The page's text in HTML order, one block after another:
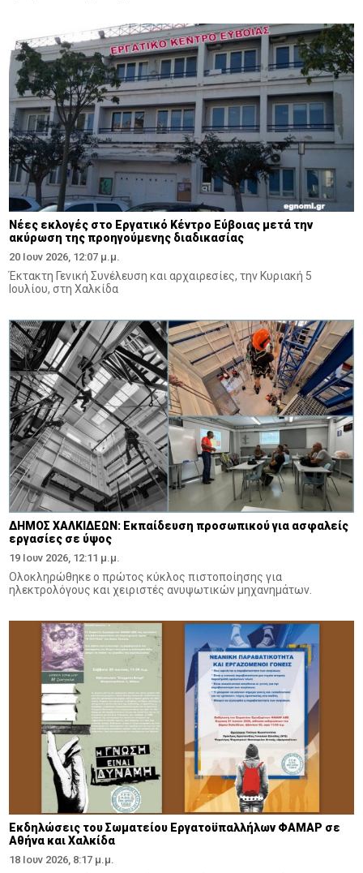
Νέες εκλογές στο Εργατικό Κέντρο Εύβοιας μετά την
ακύρωση της προηγούμενης διαδικασίας
20 Ιουν 2026, 12:07 μ.μ.
Έκτακτη Γενική Συνέλευση και αρχαιρεσίες, την Κυριακή 5
Ιουλίου, στη Χαλκίδα
ΔΗΜΟΣ ΧΑΛΚΙΔΕΩΝ: Εκπαίδευση προσωπικού για ασφαλείς
εργασίες σε ύψος
19 Ιουν 2026, 12:11 μ.μ.
Ολοκληρώθηκε ο πρώτος κύκλος πιστοποίησης για
ηλεκτρολόγους και χειριστές ανυψωτικών μηχανημάτων.
Εκδηλώσεις του Σωματείου Εργατοϋπαλλήλων ΦΑΜΑΡ σε
Αθήνα και Χαλκίδα
18 Ιουν 2026, 8:17 μ.μ.